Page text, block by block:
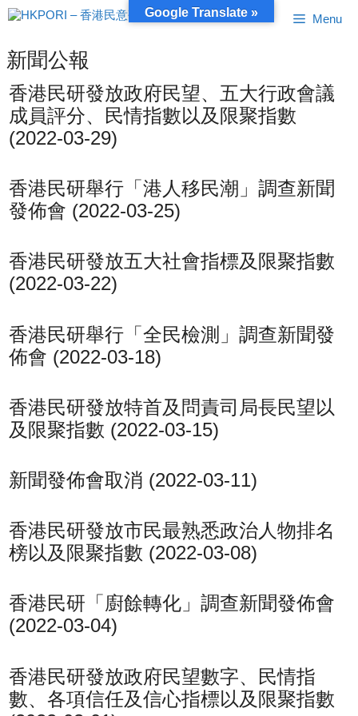
跳
至
容
Menu
新聞公報
香港民研發放政府民望、五大行政會議
成員評分、民情指數以及限聚指數
(2022-03-29)
香港民研舉行「港人移民潮」調查新聞
發佈會 (2022-03-25)
香港民研發放五大社會指標及限聚指數
(2022-03-22)
香港民研舉行「全民檢測」調查新聞發
佈會 (2022-03-18)
香港民研發放特首及問責司局長民望以
及限聚指數 (2022-03-15)
新聞發佈會取消 (2022-03-11)
香港民研發放市民最熟悉政治人物排名
榜以及限聚指數 (2022-03-08)
香港民研「廚餘轉化」調查新聞發佈會
(2022-03-04)
香港民研發放政府民望數字、民情指
數、各項信任及信心指標以及限聚指數
Google Translate »